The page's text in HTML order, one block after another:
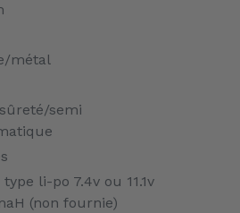
métal
sûreté/semi
type li-po 7.4v ou 11.1v
(non fournie)